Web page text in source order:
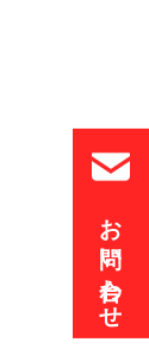
お問い合わせ